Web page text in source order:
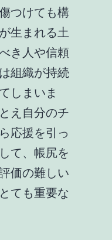
つけても構
生まれる土
き人や信頼
組織が持続
しまいま
え自分のチ
応援を引っ
て、帳尻を
価の難しい
ても重要な